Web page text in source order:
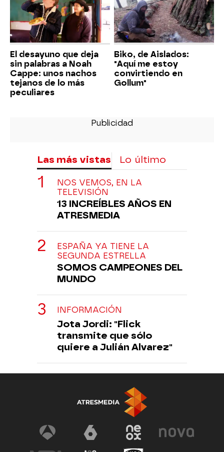
El desayuno que deja
sin palabras a Noah
Cappe: unos nachos
tejanos de lo más
peculiares
Biko, de Aislados:
"Aquí me estoy
convirtiendo en
Gollum"
Las más vistas Lo último
NOS VEMOS, EN LA
TELEVISIÓN
13 INCREÍBLES AÑOS EN
ATRESMEDIA
ESPAÑA YA TIENE LA
SEGUNDA ESTRELLA
SOMOS CAMPEONES DEL
MUNDO
INFORMACIÓN
Jota Jordi: "Flick
transmite que sólo
quiere a Julián Alvarez"